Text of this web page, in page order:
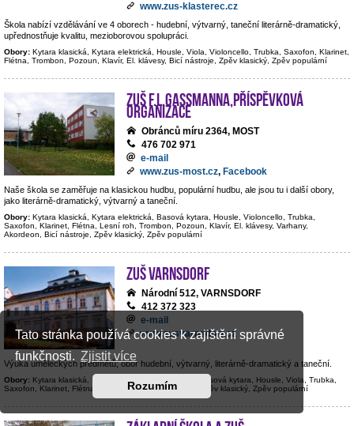
Tato stránka používá cookies k zajištění správné
funkčnosti. Zjistit více
Rozumím
www.zus-klasterec.cz
Škola nabízí vzdělávání ve 4 oborech - hudební, výtvarný, taneční literárně-dramatický,
upřednostňuje kvalitu, mezioborovou spolupráci.
Obory: Kytara klasická, Kytara elektrická, Housle, Viola, Violoncello, Trubka, Saxofon, Klarinet,
Flétna, Trombon, Pozoun, Klavír, El. klávesy, Bicí nástroje, Zpěv klasický, Zpěv populární
ZUŠ F.L.Gassmanna,příspěvková
organizace
Obránců míru 2364, MOST
476 702 971
e-mail
www.zus-most.cz, Facebook
Naše škola se zaměřuje na klasickou hudbu, populární hudbu, ale jsou tu i další obory,
jako literárně-dramatický, výtvarný a taneční.
Obory: Kytara klasická, Kytara elektrická, Basová kytara, Housle, Violoncello, Trubka,
Saxofon, Klarinet, Flétna, Lesní roh, Trombon, Pozoun, Klavír, El. klávesy, Varhany,
Akordeon, Bicí nástroje, Zpěv klasický, Zpěv populární
ZUŠ Varnsdorf
Národní 512, VARNSDORF
412 372 323
e-mail
www.zusvarnsdorf.cz
Výuka uměleckých předmětů; obor hudební, výtvarný, literárně-dramatický a taneční.
Obory: Kytara klasická, Kytara elektrická, Kontrabas, Basová kytara, Housle, Viola, Trubka,
Saxofon, Klarinet, Flétna, Hoboj, Klavír, Bicí nástroje, Zpěv klasický, Zpěv populární